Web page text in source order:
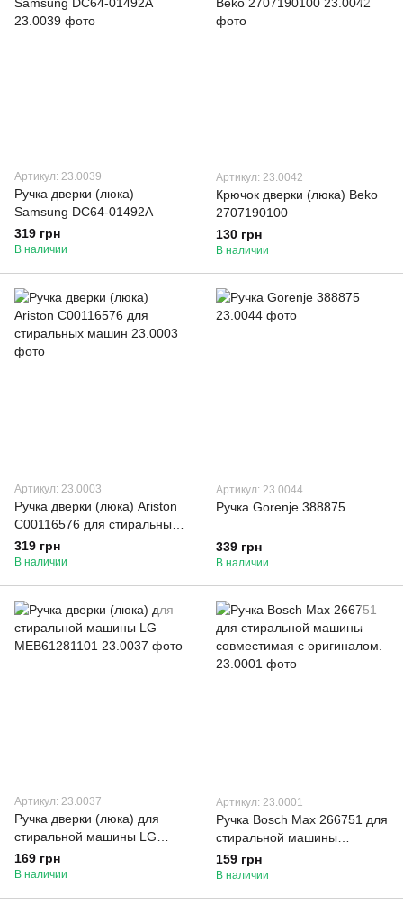
Артикул: 23.0039
Ручка дверки (люка)
Samsung DC64-01492A
319 грн
В наличии
Артикул: 23.0042
Крючок дверки (люка) Beko
2707190100
130 грн
В наличии
Артикул: 23.0003
Ручка дверки (люка) Ariston
C00116576 для стиральных
машин
319 грн
В наличии
Артикул: 23.0044
Ручка Gorenje 388875
339 грн
В наличии
Артикул: 23.0037
Ручка дверки (люка) для
стиральной машины LG
MEB61281101
169 грн
В наличии
Артикул: 23.0001
Ручка Bosch Max 266751 для
стиральной машины
совместимая с оригиналом.
159 грн
В наличии